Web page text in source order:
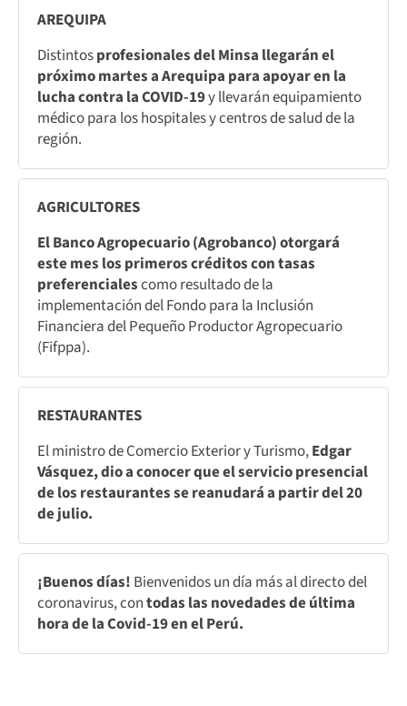
AREQUIPA
Distintosprofesionales del Minsa llegarán el
próximo martes a Arequipa para apoyar en la
lucha contra la COVID-19y llevarán equipamiento
médico para los hospitales y centros de salud de la
región.
AGRICULTORES
El Banco Agropecuario (Agrobanco) otorgará
este mes los primeros créditos con tasas
preferencialescomo resultado de la
implementación del Fondo para la Inclusión
Financiera del Pequeño Productor Agropecuario
(Fifppa).
RESTAURANTES
El ministro de Comercio Exterior y Turismo,Edgar
Vásquez, dio a conocer que el servicio presencial
de los restaurantes se reanudará a partir del 20
de julio.
¡Buenos días! Bienvenidos un día más al directo del
coronavirus, contodas las novedades de última
hora de la Covid-19 en el Perú.